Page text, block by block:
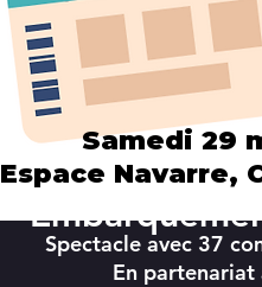
Samedi 29
Espace Navarre,
Spectacle avec 37
En